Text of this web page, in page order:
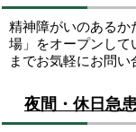
精神障がいのある
場」をオープンし
までお気軽にお問い
夜間・休日急